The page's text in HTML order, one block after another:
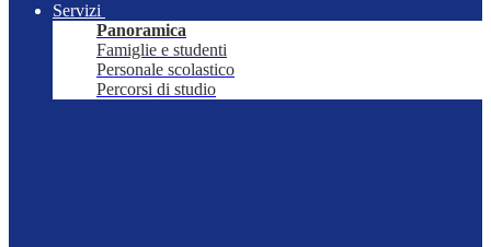
Servizi
Panoramica
Famiglie e studenti
Personale scolastico
Percorsi di studio